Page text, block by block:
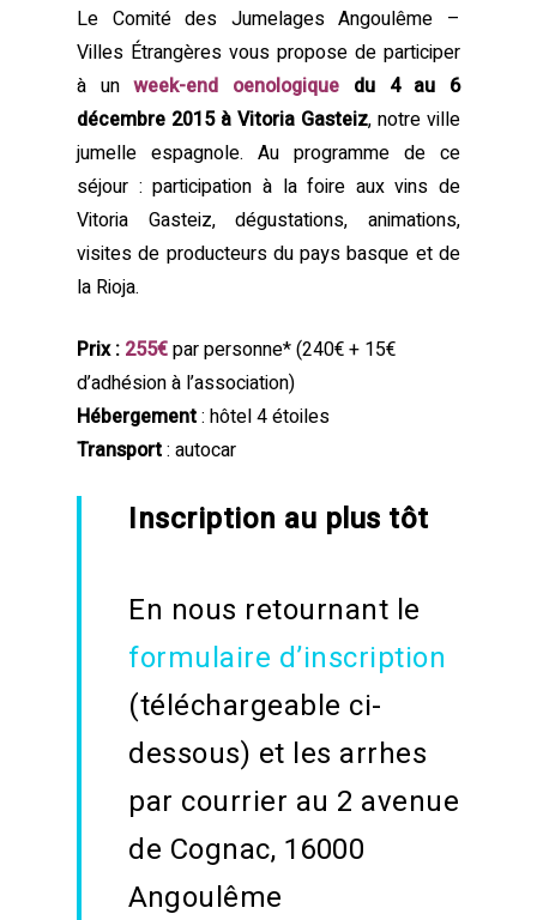
Le Comité des Jumelages Angoulême –
Villes Étrangères vous propose de participer
à unweek-end oenologique du 4 au 6
décembre 2015 à Vitoria Gasteiz, notre ville
jumelle espagnole. Au programme de ce
séjour : participation à la foire aux vins de
Vitoria Gasteiz, dégustations, animations,
visites de producteurs du pays basque et de
la Rioja.
Prix : 255€par personne* (240€ + 15€
d’adhésion à l’association)
Hébergement: hôtel 4 étoiles
Transport: autocar
Inscription au plus tôt
En nous retournant le
formulaire d’inscription
(téléchargeable ci-
dessous) et les arrhes
par courrier au 2 avenue
de Cognac, 16000
Angoulême